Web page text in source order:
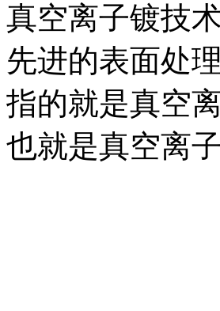
真空离子镀技
先进的表面处
指的就是真空
也就是真空离